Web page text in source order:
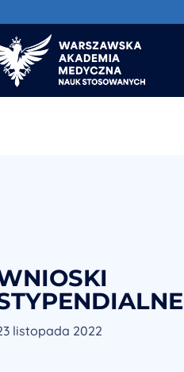
listopada 2022